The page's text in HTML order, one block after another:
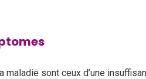
maladie sont ceux d’une